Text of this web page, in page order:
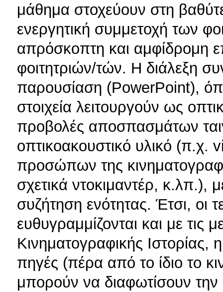
μάθημα στοχεύουν στη
ενεργητική συμμετοχή των
απρόσκοπτη και αμφίδρομη
φοιτητριών/τών. Η διάλεξη
παρουσίαση (PowerPoint),
στοιχεία λειτουργούν ως
προβολές αποσπασμάτων
οπτικοακουστικό υλικό (π.χ.
προσώπων της
σχετικά ντοκιμαντέρ, κ.λπ.),
συζήτηση ενότητας. Έτσι, οι
ευθυγραμμίζονται και με τις
Κινηματογραφικής Ιστορίας,
πηγές (πέρα από το ίδιο το
μπορούν να διαφωτίσουν